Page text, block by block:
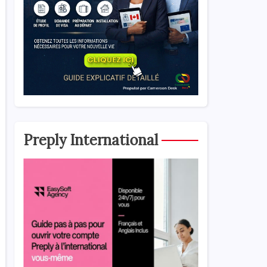
Preply International